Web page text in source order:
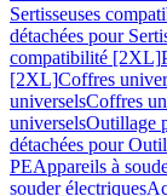
Sertisseuses
détachées pour
compatibilité [2XL]
[2XL]Coffres
universelsCoffres
universelsOutillage
détachées pour
PEAppareils à
souder électriques